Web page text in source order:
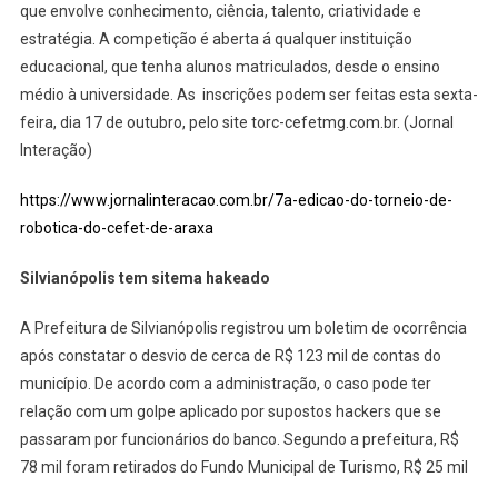
que envolve conhecimento, ciência, talento, criatividade e
estratégia. A competição é aberta á qualquer instituição
educacional, que tenha alunos matriculados, desde o ensino
médio à universidade. As inscrições podem ser feitas esta sexta-
feira, dia 17 de outubro, pelo site torc-cefetmg.com.br. (Jornal
Interação)
https://www.jornalinteracao.com.br/7a-edicao-do-torneio-de-
robotica-do-cefet-de-araxa
Silvianópolis tem sitema hakeado
A Prefeitura de Silvianópolis registrou um boletim de ocorrência
após constatar o desvio de cerca de R$ 123 mil de contas do
município. De acordo com a administração, o caso pode ter
relação com um golpe aplicado por supostos hackers que se
passaram por funcionários do banco. Segundo a prefeitura, R$
78 mil foram retirados do Fundo Municipal de Turismo, R$ 25 mil